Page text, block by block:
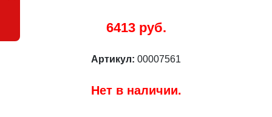
6413 руб.
Артикул: 00007561
Нет в наличии.